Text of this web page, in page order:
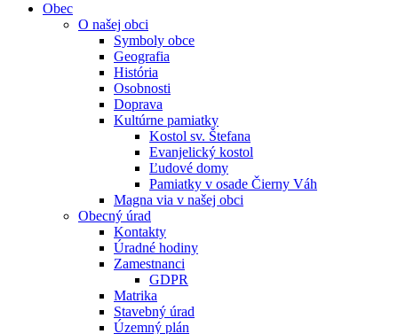
Obec
O našej obci
Symboly obce
Geografia
História
Osobnosti
Doprava
Kultúrne pamiatky
Kostol sv. Štefana
Evanjelický kostol
Ľudové domy
Pamiatky v osade Čierny Váh
Magna via v našej obci
Obecný úrad
Kontakty
Úradné hodiny
Zamestnanci
GDPR
Matrika
Stavebný úrad
Územný plán